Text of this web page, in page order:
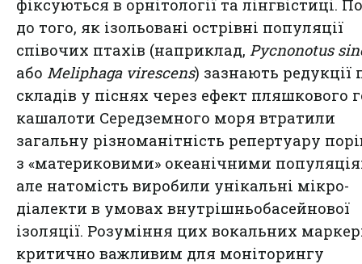
фіксуються в орнітології та лінгвістиці.
до того, як ізольовані острівні популяції
співочих птахів (наприклад, Pycnonotus
або Meliphaga virescens) зазнають редукції
складів у піснях через ефект пляшкового
кашалоти Середземного моря втратили
загальну різноманітність репертуару
з «материковими» океанічними
але натомість виробили унікальні мікро-
діалекти в умовах внутрішньобасейнової
ізоляції. Розуміння цих вокальних
критично важливим для моніторингу